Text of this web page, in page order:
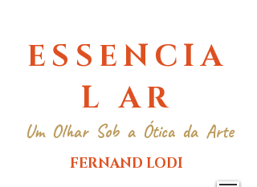
ESSENCIA
L AR
Um Olhar Sob a Ótica da Arte
FERNAND LODI